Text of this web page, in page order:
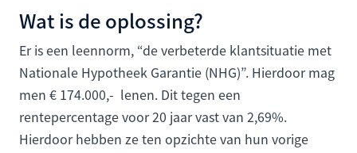
Wat is de oplossing?
Er is een leennorm, “de verbeterde klantsituatie met
Nationale Hypotheek Garantie (NHG)”. Hierdoor mag
men € 174.000,- lenen. Dit tegen een
rentepercentage voor 20 jaar vast van 2,69%.
Hierdoor hebben ze ten opzichte van hun vorige